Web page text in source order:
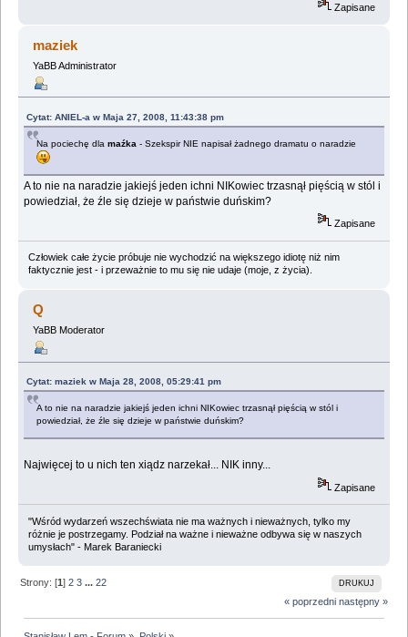
Zapisane
maziek
YaBB Administrator
Cytat: ANIEL-a w Maja 27, 2008, 11:43:38 pm
Na pociechę dlamaźka - Szekspir NIE napisał żadnego dramatu o naradzie
A to nie na naradzie jakiejś jeden ichni NIKowiec trzasnął pięścią w stól i
powiedział, że źle się dzieje w państwie duńskim?
Zapisane
Człowiek całe życie próbuje nie wychodzić na większego idiotę niż nim
faktycznie jest - i przeważnie to mu się nie udaje (moje, z życia).
Q
YaBB Moderator
Cytat: maziek w Maja 28, 2008, 05:29:41 pm
A to nie na naradzie jakiejś jeden ichni NIKowiec trzasnął pięścią w stól i
powiedział, że źle się dzieje w państwie duńskim?
Najwięcej to u nich ten xiądz narzekał... NIK inny...
Zapisane
"Wśród wydarzeń wszechświata nie ma ważnych i nieważnych, tylko my
różnie je postrzegamy. Podział na ważne i nieważne odbywa się w naszych
umysłach" - Marek Baraniecki
DRUKUJ
Strony: [1]2 3 ...22
« poprzedni następny »